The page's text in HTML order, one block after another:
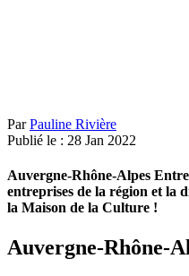
ParPauline Rivière
Publié le : 28 Jan 2022
Auvergne-Rhône-Alpes
entreprises de la région et la
la Maison de la Culture !
Auvergne-Rhône-